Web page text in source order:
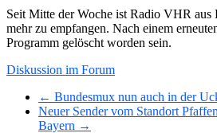
Seit Mitte der Woche ist Radio VHR aus
mehr zu empfangen. Nach einem
Programm gelöscht worden sein.
Diskussion im Forum
← Bundesmux nun auch in der
Neuer Sender vom Standort
Bayern →